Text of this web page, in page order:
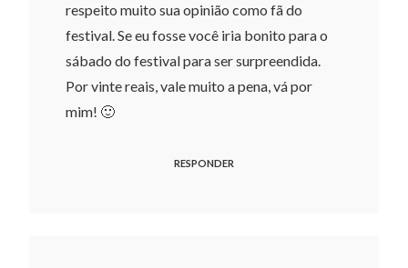
respeito muito sua opinião como fã do
festival. Se eu fosse você iria bonito para o
sábado do festival para ser surpreendida.
Por vinte reais, vale muito a pena, vá por
mim! 🙂
RESPONDER